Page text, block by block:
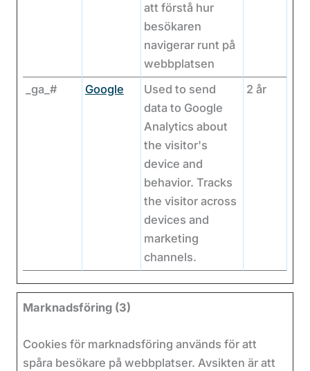
att förstå hur
besökaren
navigerar runt på
webbplatsen
_ga_# Google
Used to send
data to Google
Analytics about
the visitor's
device and
behavior. Tracks
the visitor across
devices and
marketing
channels.
2 år
Marknadsföring (3)
Cookies för marknadsföring används för att
spåra besökare på webbplatser. Avsikten är att